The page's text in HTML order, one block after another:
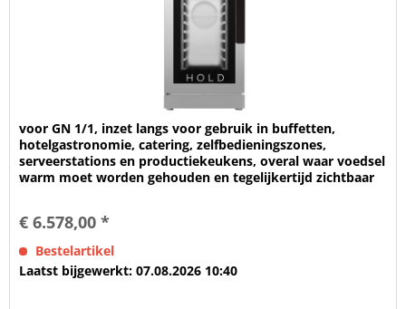
voor GN 1/1, inzet langs voor gebruik in buffetten,
hotelgastronomie, catering, zelfbedieningszones,
serveerstations en productiekeukens, overal waar voedsel
warm moet worden gehouden en tegelijkertijd zichtbaar
€ 6.578,00 *
Bestelartikel
Laatst bijgewerkt: 07.08.2026 10:40